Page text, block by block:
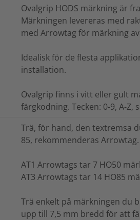
Ovalgrip HODS märkning är
Märkningen levereras med
med Arrowtag för märkning
Idealisk för de flesta
installation.
Ovalgrip finns i vitt eller gult
färgkodning. Tecken: 0-9, A-
Trä, för hand, den textremsa
85, rekommenderas Arrowtag.
AT1 Arrowtags tar 7 HO50
AT3 Arrowtags tar 14 HO85
Trä enkelt på märkningen du
upp till 7,5 mm bredd för att